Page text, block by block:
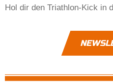
Hol dir den Triathlon-Kick in